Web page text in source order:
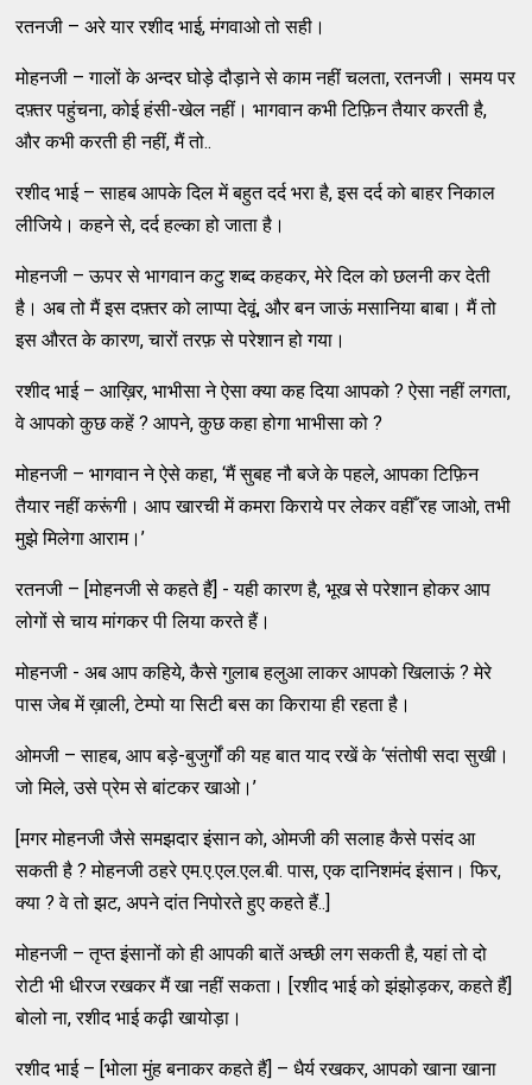
रतनजी – अरे यार रशीद भाई, मंगवाओ तो सही।
मोहनजी – गालों के अन्दर घोड़े दौड़ाने से काम नहीं चलता, रतनजी। समय पर
दफ़्तर पहुंचना, कोई हंसी-खेल नहीं। भागवान कभी टिफ़िन तैयार करती है,
और कभी करती ही नहीं, मैं तो..
रशीद भाई – साहब आपके दिल में बहुत दर्द भरा है, इस दर्द को बाहर निकाल
लीजिये। कहने से, दर्द हल्का हो जाता है।
मोहनजी – ऊपर से भागवान कटु शब्द कहकर, मेरे दिल को छलनी कर देती
है। अब तो मैं इस दफ़्तर को लाप्पा देवूं, और बन जाऊं मसानिया बाबा। मैं तो
इस औरत के कारण, चारों तरफ़ से परेशान हो गया।
रशीद भाई – आख़िर, भाभीसा ने ऐसा क्या कह दिया आपको ? ऐसा नहीं लगता,
वे आपको कुछ कहें ? आपने, कुछ कहा होगा भाभीसा को ?
मोहनजी – भागवान ने ऐसे कहा, ‘मैं सुबह नौ बजे के पहले, आपका टिफ़िन
तैयार नहीं करूंगी। आप खारची में कमरा किराये पर लेकर वहीँ रह जाओ, तभी
मुझे मिलेगा आराम।’
रतनजी – [मोहनजी से कहते हैं] - यही कारण है, भूख से परेशान होकर आप
लोगों से चाय मांगकर पी लिया करते हैं।
मोहनजी - अब आप कहिये, कैसे गुलाब हलुआ लाकर आपको खिलाऊं ? मेरे
पास जेब में ख़ाली, टेम्पो या सिटी बस का किराया ही रहता है।
ओमजी – साहब, आप बड़े-बुजुर्गों की यह बात याद रखें के ‘संतोषी सदा सुखी।
जो मिले, उसे प्रेम से बांटकर खाओ।’
[मगर मोहनजी जैसे समझदार इंसान को, ओमजी की सलाह कैसे पसंद आ
सकती है ? मोहनजी ठहरे एम.ए.एल.एल.बी. पास, एक दानिशमंद इंसान। फिर,
क्या ? वे तो झट, अपने दांत निपोरते हुए कहते हैं..]
मोहनजी – तृप्त इंसानों को ही आपकी बातें अच्छी लग सकती है, यहां तो दो
रोटी भी धीरज रखकर मैं खा नहीं सकता। [रशीद भाई को झंझोड़कर, कहते हैं]
बोलो ना, रशीद भाई कढ़ी खायोड़ा।
रशीद भाई – [भोला मुंह बनाकर कहते हैं] – धैर्य रखकर, आपको खाना खाना